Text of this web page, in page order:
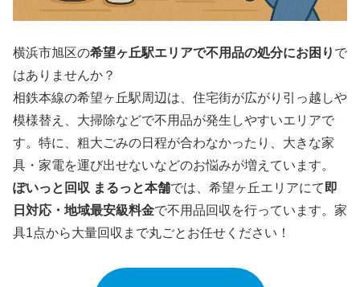
横浜市旭区の希望ヶ丘駅エリアで不用品の処分にお困り で
はありませんか？
相鉄本線の希望ヶ丘駅周辺は、住宅街が広がり引っ越しや
模様替え、大掃除などで不用品が発生しやすいエリアで
す。特に、粗大ごみの日程が合わなかったり、大きな家
具・家電を運び出せないなどのお悩みが増えています。
ぽいっと回収 まるっと本舗では、希望ヶ丘エリアにて 即
日対応・地域最安級料金で不用品回収を行っています。家
具1点から大量回収まで丸ごとお任せください！